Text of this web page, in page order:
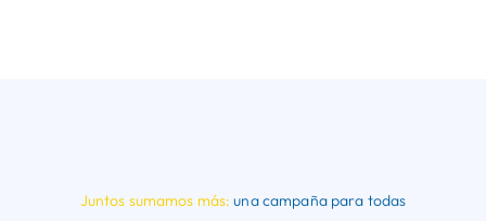
Juntos sumamos más:una campaña para todas